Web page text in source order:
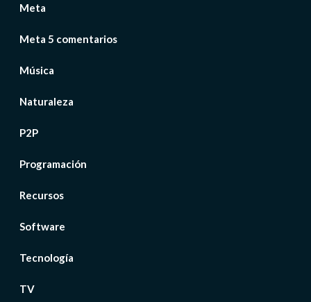
Meta
Meta 5 comentarios
Música
Naturaleza
P2P
Programación
Recursos
Software
Tecnología
TV